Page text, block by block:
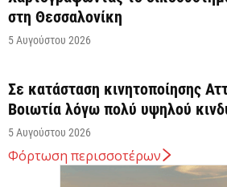
στη Θεσσαλονίκη
5 Αυγούστου 2026
Σε κατάσταση κινητοποίησης
Βοιωτία λόγω πολύ υψηλού
5 Αυγούστου 2026
Άνω των 20 δισ. ευρώ οι
Φόρτωση περισσοτέρων